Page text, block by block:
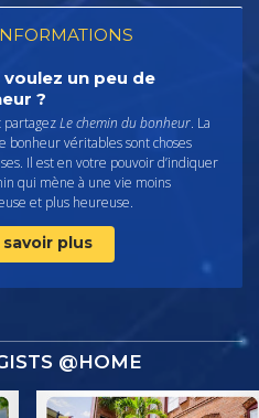
voulez un peu de
?
partagezLe chemin du bonheur. La
bonheur véritables sont choses
Il est en votre pouvoir d’indiquer
qui mène à une vie moins
et plus heureuse.
savoir plus
@HOME